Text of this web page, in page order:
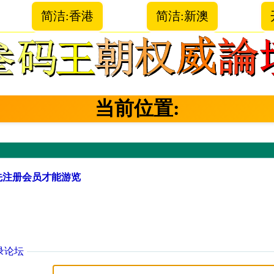
简洁:香港 简洁:新澳
当前位置:
册会员才能游览
论坛